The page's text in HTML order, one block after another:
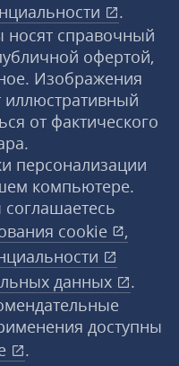
.
носят справочный
офертой,
Изображения
иллюстративный
от фактического
персонализации
компьютере.
cookie
,
данных
.
доступны
.